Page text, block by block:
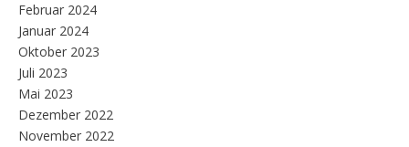
Februar 2024
Januar 2024
Oktober 2023
Juli 2023
Mai 2023
Dezember 2022
November 2022